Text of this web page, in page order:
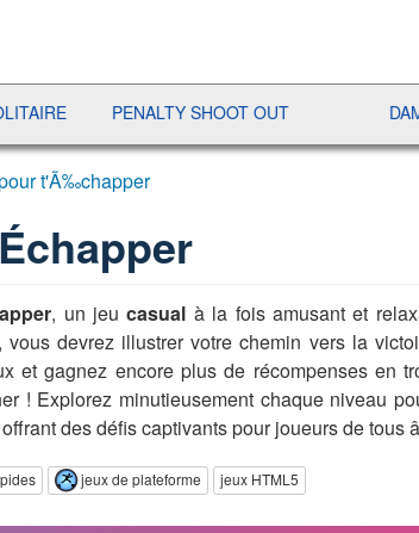
PENALTY SHOOT OUT
t'Ã‰chapper
, un jeucasual à la fois amusant et
devrez illustrer votre chemin vers la
et gagnez encore plus de récompenses en
! Explorez minutieusement chaque niveau
des défis captivants pour joueurs de tous
jeux de plateforme jeux HTML5